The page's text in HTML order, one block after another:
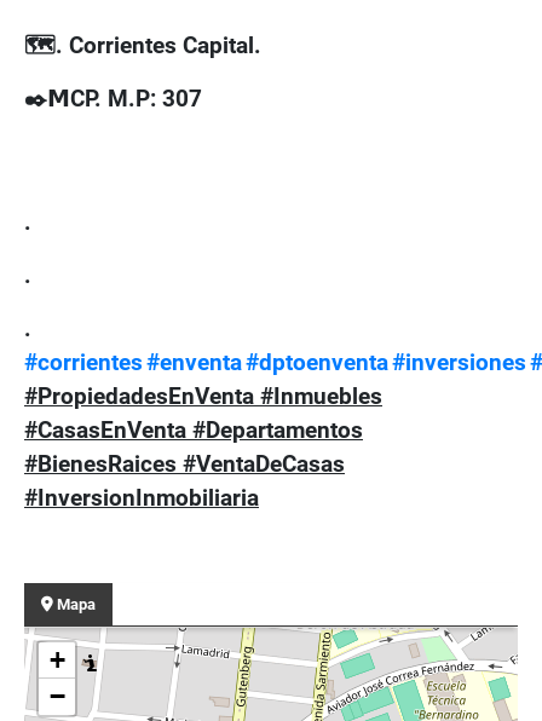
🗺. Corrientes Capital.
✒𝗠CP. M.P: 307
.
.
.
#corrientes#enventa#dptoenventa#inversiones
#PropiedadesEnVenta #Inmuebles
#CasasEnVenta #Departamentos
#BienesRaices #VentaDeCasas
#InversionInmobiliaria
Mapa
+
−